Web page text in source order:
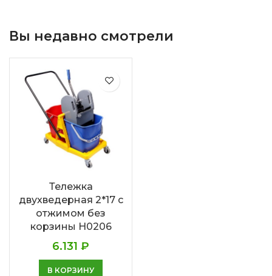
Вы недавно смотрели
Тележка
двухведерная 2*17 с
отжимом без
корзины Н0206
6.131 ₽
В КОРЗИНУ